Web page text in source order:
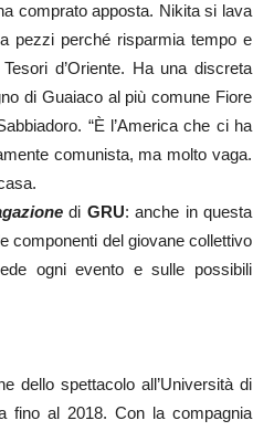
comprato apposta. Nikita si lava
pezzi perché risparmia tempo e
d’Oriente. Ha una discreta
di Guaiaco al più comune Fiore
“È l’America che ci ha
comunista, ma molto vaga.
di GRU: anche in questa
componenti del giovane collettivo
ogni evento e sulle possibili
dello spettacolo all’Università di
fino al 2018. Con la compagnia